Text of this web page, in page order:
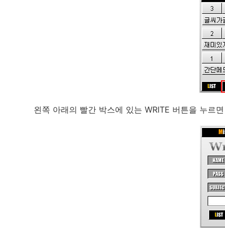
왼쪽 아래의 빨간 박스에 있는 WRITE 버튼을 누르